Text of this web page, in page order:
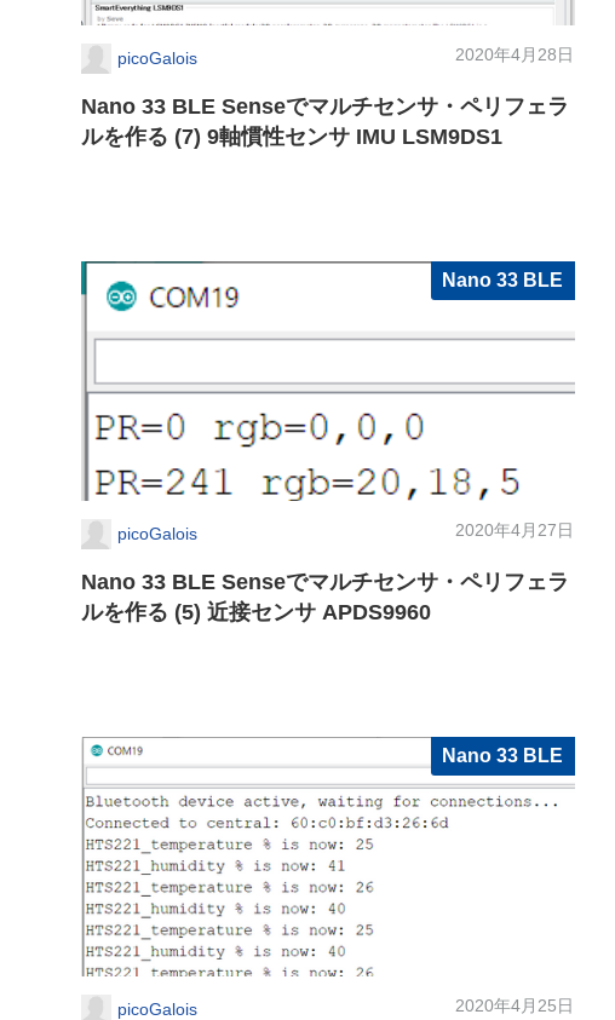
picoGalois 2020年4月28日
Nano 33 BLE Senseでマルチセンサ・ペリフェラ
ルを作る (7) 9軸慣性センサ IMU LSM9DS1
Nano 33 BLE
picoGalois 2020年4月27日
Nano 33 BLE Senseでマルチセンサ・ペリフェラ
ルを作る (5) 近接センサ APDS9960
Nano 33 BLE
picoGalois 2020年4月25日